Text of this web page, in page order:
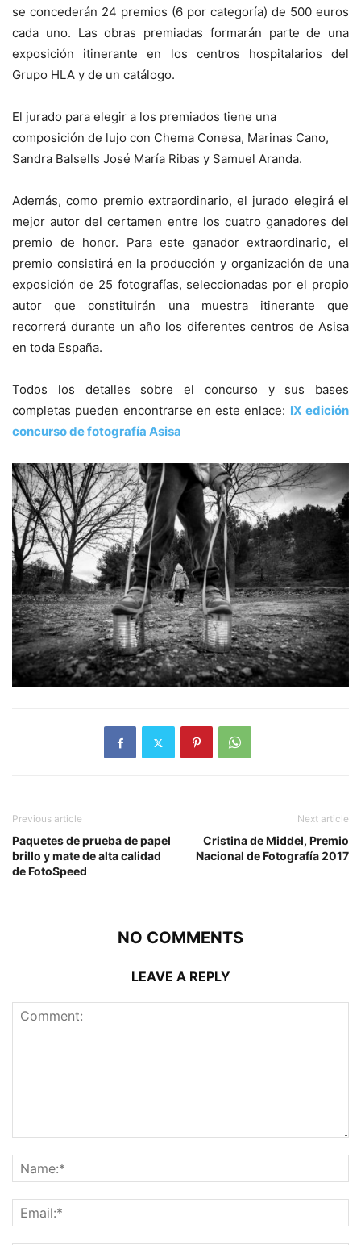
se concederán 24 premios (6 por categoría) de 500 euros
cada uno. Las obras premiadas formarán parte de una
exposición itinerante en los centros hospitalarios del
Grupo HLA y de un catálogo.
El jurado para elegir a los premiados tiene una
composición de lujo con Chema Conesa, Marinas Cano,
Sandra Balsells José María Ribas y Samuel Aranda.
Además, como premio extraordinario, el jurado elegirá el
mejor autor del certamen entre los cuatro ganadores del
premio de honor. Para este ganador extraordinario, el
premio consistirá en la producción y organización de una
exposición de 25 fotografías, seleccionadas por el propio
autor que constituirán una muestra itinerante que
recorrerá durante un año los diferentes centros de Asisa
en toda España.
Todos los detalles sobre el concurso y sus bases
completas pueden encontrarse en este enlace: IX edición
concurso de fotografía Asisa
Previous article
Paquetes de prueba de papel
brillo y mate de alta calidad
de FotoSpeed
Next article
Cristina de Middel, Premio
Nacional de Fotografía 2017
NO COMMENTS
LEAVE A REPLY